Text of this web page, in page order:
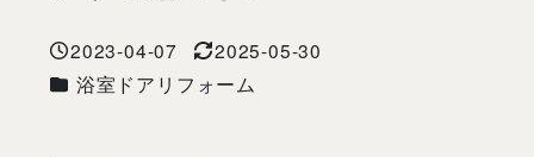
投稿日
2023-04-07
更新日
2025-05-30
施工事例カテゴリー
浴室ドアリフォーム